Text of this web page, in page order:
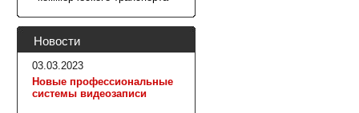
Новости
03.03.2023
Новые профессиональные
системы видеозаписи